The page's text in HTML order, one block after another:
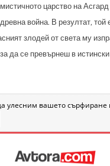
царство на
война. В резултат,
злодей от света му
да се превърнеш в истински